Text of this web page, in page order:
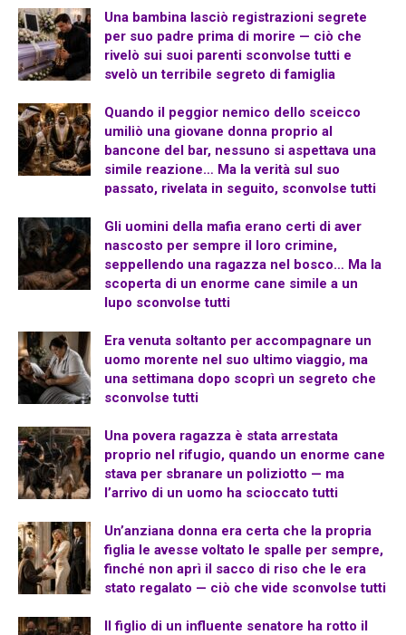
Una bambina lasciò registrazioni segrete
per suo padre prima di morire — ciò che
rivelò sui suoi parenti sconvolse tutti e
svelò un terribile segreto di famiglia
Quando il peggior nemico dello sceicco
umiliò una giovane donna proprio al
bancone del bar, nessuno si aspettava una
simile reazione… Ma la verità sul suo
passato, rivelata in seguito, sconvolse tutti
Gli uomini della mafia erano certi di aver
nascosto per sempre il loro crimine,
seppellendo una ragazza nel bosco… Ma la
scoperta di un enorme cane simile a un
lupo sconvolse tutti
Era venuta soltanto per accompagnare un
uomo morente nel suo ultimo viaggio, ma
una settimana dopo scoprì un segreto che
sconvolse tutti
Una povera ragazza è stata arrestata
proprio nel rifugio, quando un enorme cane
stava per sbranare un poliziotto — ma
l’arrivo di un uomo ha scioccato tutti
Un’anziana donna era certa che la propria
figlia le avesse voltato le spalle per sempre,
finché non aprì il sacco di riso che le era
stato regalato — ciò che vide sconvolse tutti
Il figlio di un influente senatore ha rotto il